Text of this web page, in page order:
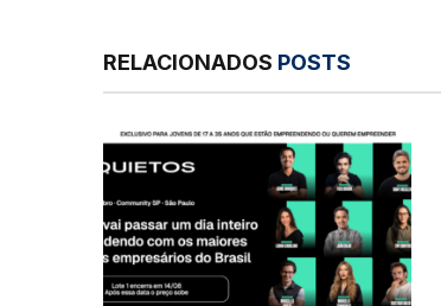
RELACIONADOS POSTS